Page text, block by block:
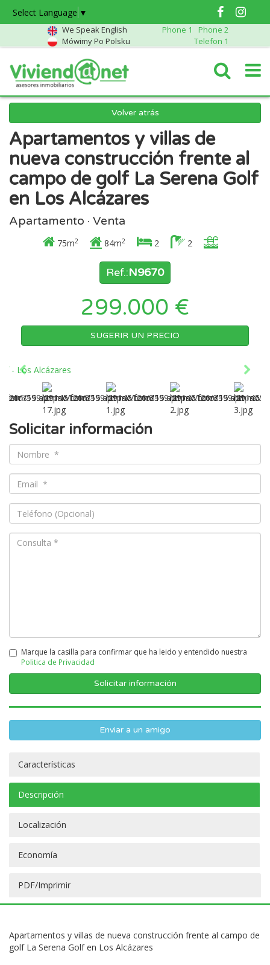
Select Language ▼
We Speak English Phone 1
Phone 2
Mówimy Po Polsku
Telefon 1
Volver atrás
Apartamentos y villas de
nueva construcción frente al
campo de golf La Serena Golf
en Los Alcázares
Apartamento · Venta
75m2 84m2 2 2
Ref.:N9670
299.000 €
SUGERIR UN PRECIO
Solicitar información
Marque la casilla para confirmar que ha leido y entendido nuestra
Politica de Privacidad
Enviar a un amigo
Características
Descripción
Localización
Economía
PDF/Imprimir
Apartamentos y villas de nueva construcción frente al campo de
golf La Serena Golf en Los Alcázares